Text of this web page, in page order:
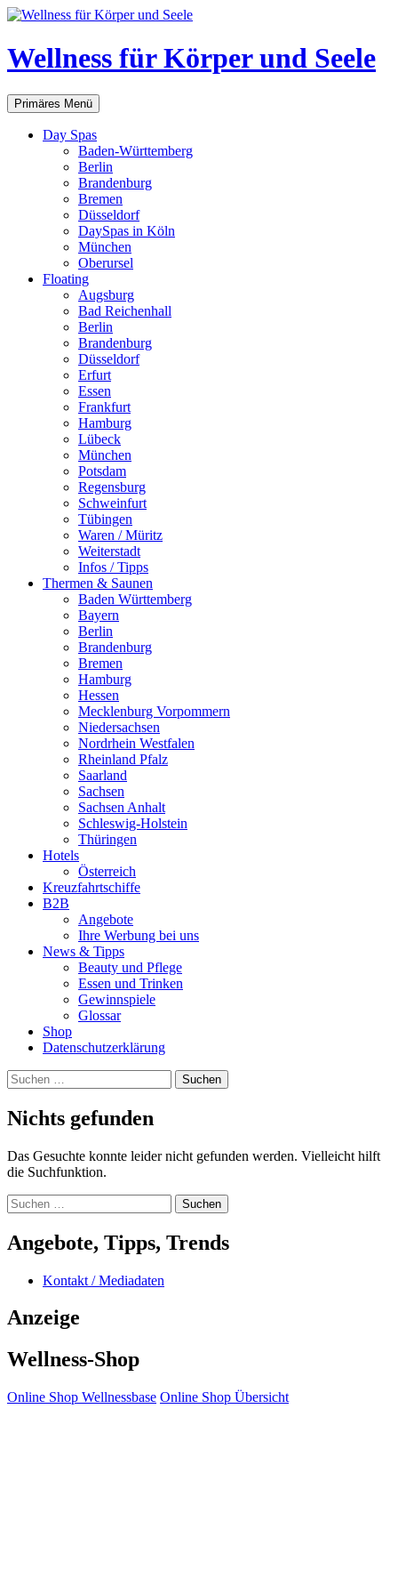
Zum
springen
Wellness für Körper und Seele
Suchen
Primäres Menü
Day Spas
Baden-Württemberg
Berlin
Brandenburg
Bremen
Düsseldorf
DaySpas in Köln
München
Oberursel
Floating
Augsburg
Bad Reichenhall
Berlin
Brandenburg
Düsseldorf
Erfurt
Essen
Frankfurt
Hamburg
Lübeck
München
Potsdam
Regensburg
Schweinfurt
Tübingen
Waren / Müritz
Weiterstadt
Infos / Tipps
Thermen & Saunen
Baden Württemberg
Bayern
Berlin
Brandenburg
Bremen
Hamburg
Hessen
Mecklenburg Vorpommern
Niedersachsen
Nordrhein Westfalen
Rheinland Pfalz
Saarland
Sachsen
Sachsen Anhalt
Schleswig-Holstein
Thüringen
Hotels
Österreich
Kreuzfahrtschiffe
B2B
Angebote
Ihre Werbung bei uns
News & Tipps
Beauty und Pflege
Essen und Trinken
Gewinnspiele
Glossar
Shop
Datenschutzerklärung
Suchen
nach:
Nichts gefunden
Das Gesuchte konnte leider nicht gefunden werden. Vielleicht hilft
die Suchfunktion.
Suchen
nach:
Angebote, Tipps, Trends
Kontakt / Mediadaten
Anzeige
Wellness-Shop
Online Shop Wellnessbase Online Shop Übersicht